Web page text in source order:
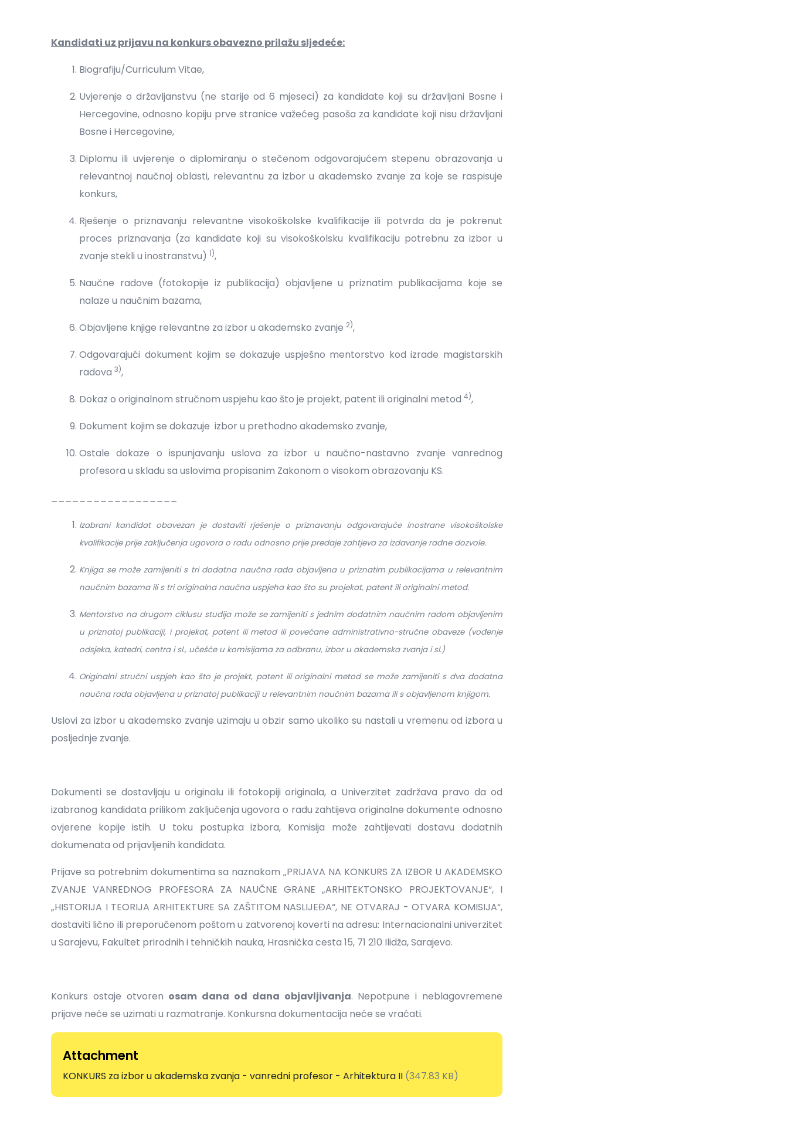
Kandidati uz prijavu na konkurs obavezno prilažu sljedeće:
Biografiju/Curriculum Vitae,
Uvjerenje o državljanstvu (ne starije od 6 mjeseci) za kandidate koji su državljani Bosne i
Hercegovine, odnosno kopiju prve stranice važećeg pasoša za kandidate koji nisu državljani
Bosne i Hercegovine,
Diplomu ili uvjerenje o diplomiranju o stečenom odgovarajućem stepenu obrazovanja u
relevantnoj naučnoj oblasti, relevantnu za izbor u akademsko zvanje za koje se raspisuje
konkurs,
Rješenje o priznavanju relevantne visokoškolske kvalifikacije ili potvrda da je pokrenut
proces priznavanja (za kandidate koji su visokoškolsku kvalifikaciju potrebnu za izbor u
zvanje stekli u inostranstvu) 1),
Naučne radove (fotokopije iz publikacija) objavljene u priznatim publikacijama koje se
nalaze u naučnim bazama,
Objavljene knjige relevantne za izbor u akademsko zvanje 2),
Odgovarajući dokument kojim se dokazuje uspješno mentorstvo kod izrade magistarskih
radova 3),
Dokaz o originalnom stručnom uspjehu kao što je projekt, patent ili originalni metod 4),
Dokument kojim se dokazuje izbor u prethodno akademsko zvanje,
Ostale dokaze o ispunjavanju uslova za izbor u naučno-nastavno zvanje vanrednog
profesora u skladu sa uslovima propisanim Zakonom o visokom obrazovanju KS.
__________________
Izabrani kandidat obavezan je dostaviti rješenje o priznavanju odgovarajuće inostrane visokoškolske
kvalifikacije prije zaključenja ugovora o radu odnosno prije predaje zahtjeva za izdavanje radne dozvole.
Knjiga se može zamijeniti s tri dodatna naučna rada objavljena u priznatim publikacijama u relevantnim
naučnim bazama ili s tri originalna naučna uspjeha kao što su projekat, patent ili originalni metod.
Mentorstvo na drugom ciklusu studija može se zamijeniti s jednim dodatnim naučnim radom objavljenim
u priznatoj publikaciji, i projekat, patent ili metod ili povećane administrativno-stručne obaveze (vođenje
odsjeka, katedri, centra i sl., učešće u komisijama za odbranu, izbor u akademska zvanja i sl.)
Originalni stručni uspjeh kao što je projekt, patent ili originalni metod se može zamijeniti s dva dodatna
naučna rada objavljena u priznatoj publikaciji u relevantnim naučnim bazama ili s objavljenom knjigom.
Uslovi za izbor u akademsko zvanje uzimaju u obzir samo ukoliko su nastali u vremenu od izbora u
posljednje zvanje.
Dokumenti se dostavljaju u originalu ili fotokopiji originala, a Univerzitet zadržava pravo da od
izabranog kandidata prilikom zaključenja ugovora o radu zahtijeva originalne dokumente odnosno
ovjerene kopije istih. U toku postupka izbora, Komisija može zahtijevati dostavu dodatnih
dokumenata od prijavljenih kandidata.
Prijave sa potrebnim dokumentima sa naznakom „PRIJAVA NA KONKURS ZA IZBOR U AKADEMSKO
ZVANJE VANREDNOG PROFESORA ZA NAUČNE GRANE „ARHITEKTONSKO PROJEKTOVANJE“, I
„HISTORIJA I TEORIJA ARHITEKTURE SA ZAŠTITOM NASLIJEĐA“, NE OTVARAJ - OTVARA KOMISIJA“,
dostaviti lično ili preporučenom poštom u zatvorenoj koverti na adresu: Internacionalni univerzitet
u Sarajevu, Fakultet prirodnih i tehničkih nauka, Hrasnička cesta 15, 71 210 Ilidža, Sarajevo.
Konkurs ostaje otvoren osam dana od dana objavljivanja. Nepotpune i neblagovremene
prijave neće se uzimati u razmatranje. Konkursna dokumentacija neće se vraćati.
Attachment
KONKURS za izbor u akademska zvanja - vanredni profesor - Arhitektura II (347.83 KB)